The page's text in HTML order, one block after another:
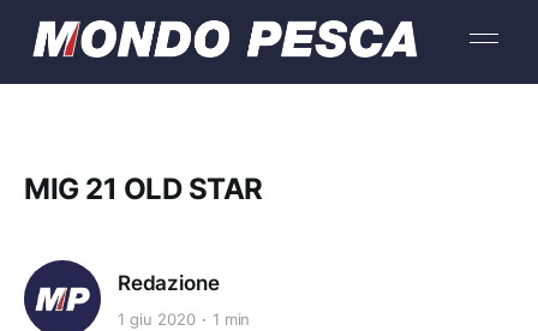
MIG 21 OLD STAR
Redazione
1 giu 2020 1 min